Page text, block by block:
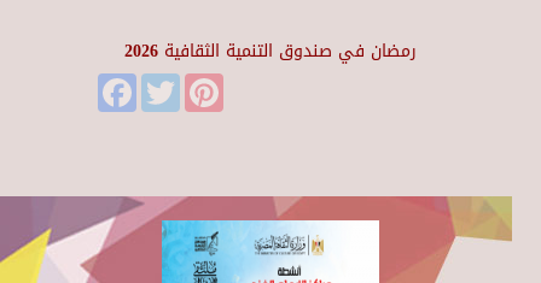
رمضان في صندوق التنمية الثقافية 2026
FacebookTwitter